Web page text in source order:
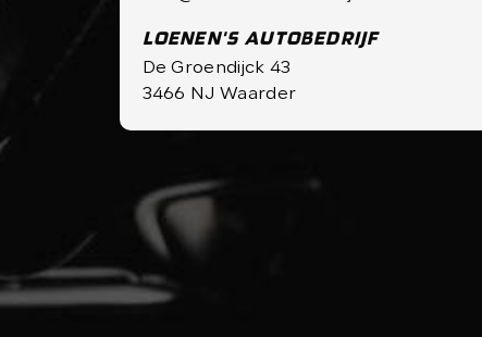
LOENEN'S AUTOBEDRIJF
De Groendijck 43
3466 NJ Waarder